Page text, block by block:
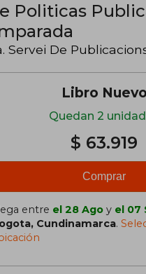
Politicas
Servei De
Libro Nuevo
Quedan 2
$ 63.919
Comprar
entre el 28 Ago y el 07
Cundinamarca.